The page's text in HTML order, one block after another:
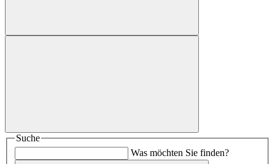
Suche
Was möchten Sie finden?